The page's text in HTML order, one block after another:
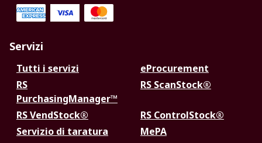
Servizi
Tutti i servizi
eProcurement
RS
PurchasingManager™
RS ScanStock®
RS VendStock®
RS ControlStock®
Servizio di taratura
MePA